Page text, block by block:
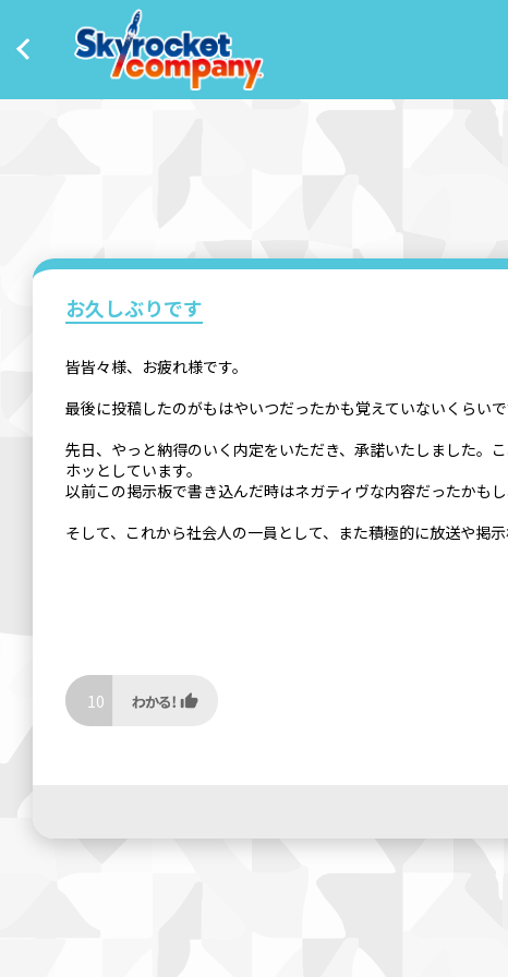
お久しぶりです
皆皆々様、お疲れ様です。
最後に投稿したのがもはやいつだったかも覚えていないくらい
先日、やっと納得のいく内定をいただき、承諾いたしました。
ホッとしています。
以前この掲示板で書き込んだ時はネガティヴな内容だったかも
そして、これから社会人の一員として、また積極的に放送や掲
10